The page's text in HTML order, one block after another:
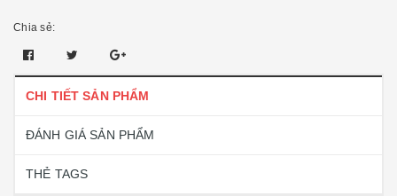
Chia sẻ:
CHI TIẾT SẢN PHẨM
ĐÁNH GIÁ SẢN PHẨM
THẺ TAGS